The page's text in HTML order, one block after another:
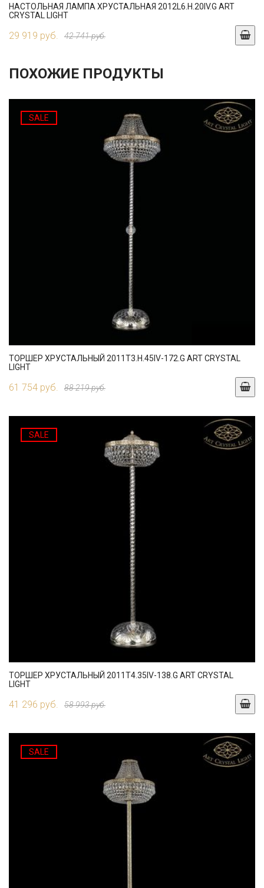
НАСТОЛЬНАЯ ЛАМПА ХРУСТАЛЬНАЯ 2012L6.H.20IV.G ART
CRYSTAL LIGHT
29 919 руб. 42 741 руб.
ПОХОЖИЕ ПРОДУКТЫ
SALE
ТОРШЕР ХРУСТАЛЬНЫЙ 2011T3.H.45IV-172.G ART CRYSTAL
LIGHT
61 754 руб. 88 219 руб.
SALE
ТОРШЕР ХРУСТАЛЬНЫЙ 2011T4.35IV-138.G ART CRYSTAL
LIGHT
41 296 руб. 58 993 руб.
SALE